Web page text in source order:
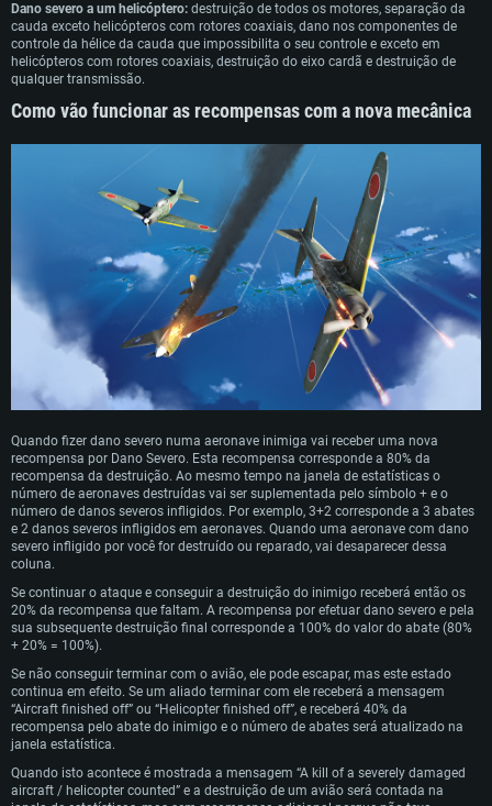
Dano severo a um helicóptero: destruição de todos os motores, separação da
cauda exceto helicópteros com rotores coaxiais, dano nos componentes de
controle da hélice da cauda que impossibilita o seu controle e exceto em
helicópteros com rotores coaxiais, destruição do eixo cardã e destruição de
qualquer transmissão.
Como vão funcionar as recompensas com a nova mecânica
Quando fizer dano severo numa aeronave inimiga vai receber uma nova
recompensa por Dano Severo. Esta recompensa corresponde a 80% da
recompensa da destruição. Ao mesmo tempo na janela de estatísticas o
número de aeronaves destruídas vai ser suplementada pelo símbolo + e o
número de danos severos infligidos. Por exemplo, 3+2 corresponde a 3 abates
e 2 danos severos infligidos em aeronaves. Quando uma aeronave com dano
severo infligido por você for destruído ou reparado, vai desaparecer dessa
coluna.
Se continuar o ataque e conseguir a destruição do inimigo receberá então os
20% da recompensa que faltam. A recompensa por efetuar dano severo e pela
sua subsequente destruição final corresponde a 100% do valor do abate (80%
+ 20% = 100%).
Se não conseguir terminar com o avião, ele pode escapar, mas este estado
continua em efeito. Se um aliado terminar com ele receberá a mensagem
“Aircraft finished off” ou “Helicopter finished off”, e receberá 40% da
recompensa pelo abate do inimigo e o número de abates será atualizado na
janela estatística.
Quando isto acontece é mostrada a mensagem “A kill of a severely damaged
aircraft / helicopter counted” e a destruição de um avião será contada na